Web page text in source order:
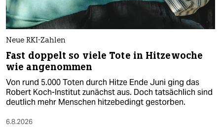
Neue RKI-Zahlen
Fast doppelt so viele Tote in Hitzewoche
wie angenommen
Von rund 5.000 Toten durch Hitze Ende Juni ging das
Robert Koch-Institut zunächst aus. Doch tatsächlich sind
deutlich mehr Menschen hitzebedingt gestorben.
6.8.2026